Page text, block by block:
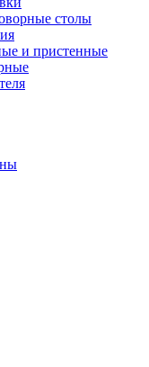
столы
и пристенные